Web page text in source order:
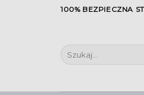
100% BEZPIECZNA
Szukaj: